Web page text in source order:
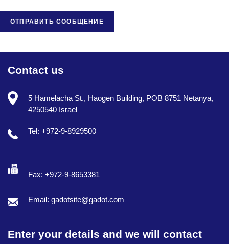
Contact us
5 Hamelacha St., Haogen Building, POB 8751 Netanya,
4250540 Israel
Tel: +972-9-8929500
Fax: +972-9-8653381
Email: gadotsite@gadot.com
Enter your details and we will contact